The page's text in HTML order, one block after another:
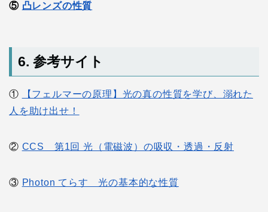
⑤ 凸レンズの性質
6. 参考サイト
①
【フェルマーの原理】光の真の性質を学び、溺れた
人を助け出せ！
② CCS 第1回 光（電磁波）の吸収・透過・反射
③ Photon てらす 光の基本的な性質